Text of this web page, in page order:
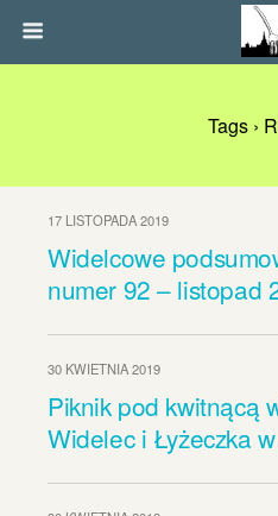
Tags ›
17 LISTOPADA 2019
Widelcowe
numer 92 – listopad
30 KWIETNIA 2019
Piknik pod kwitnącą
Widelec i Łyżeczka